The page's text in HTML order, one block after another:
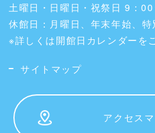
土曜日・日曜日・祝祭日 9：
休館日：月曜日、年末年始、特
※詳しくは開館日カレンダーを
サイトマップ
アクセス